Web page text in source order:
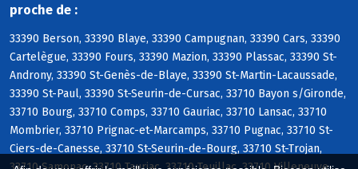
proche de :
33390 Berson, 33390 Blaye, 33390 Campugnan, 33390 Cars, 33390
Cartelègue, 33390 Fours, 33390 Mazion, 33390 Plassac, 33390 St-
Androny, 33390 St-Genès-de-Blaye, 33390 St-Martin-Lacaussade,
33390 St-Paul, 33390 St-Seurin-de-Cursac, 33710 Bayon s/Gironde,
33710 Bourg, 33710 Comps, 33710 Gauriac, 33710 Lansac, 33710
Mombrier, 33710 Prignac-et-Marcamps, 33710 Pugnac, 33710 St-
Ciers-de-Canesse, 33710 St-Seurin-de-Bourg, 33710 St-Trojan,